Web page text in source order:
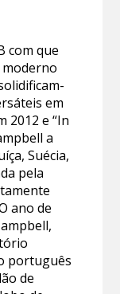
com que
moderno
em
2012 e “In
a
Suécia,
pela
ano de
português
de